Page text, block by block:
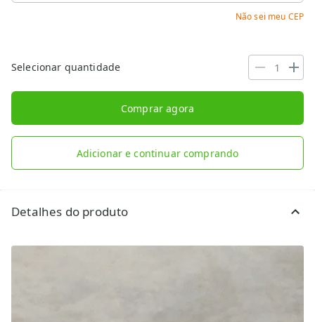
Não sei meu CEP
Selecionar quantidade
Comprar agora
Adicionar e continuar comprando
Detalhes do produto